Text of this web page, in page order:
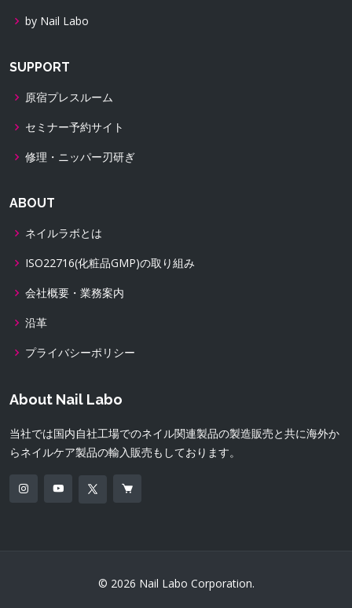
by Nail Labo
SUPPORT
原宿プレスルーム
セミナー予約サイト
修理・ニッパー刃研ぎ
ABOUT
ネイルラボとは
ISO22716(化粧品GMP)の取り組み
会社概要・業務案内
沿革
プライバシーポリシー
About Nail Labo
当社では国内自社工場でのネイル関連製品の製造販売と共に海外か
らネイルケア製品の輸入販売もしております。
© 2026 Nail Labo Corporation.